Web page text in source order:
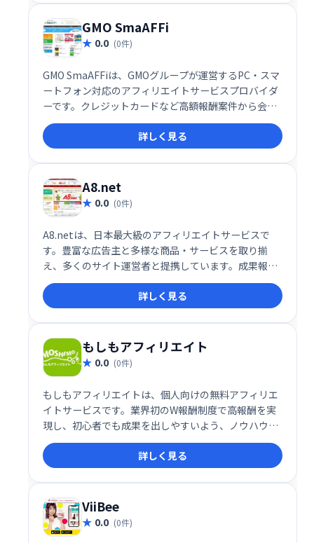
GMO SmaAFFi
0.0 (0件)
GMO SmaAFFiは、GMOグループが運営するPC・スマ
ートフォン対応のアフィリエイトサービスプロバイダ
ーです。クレジットカードなど高額報酬案件から会員
登録など成果獲得しやすい案件まで、多様なジャンル
の広告を取り揃えています。様々な配信形式にも対応
し、アフィリエイトマーケティングを強力に支援しま
す。
詳しく見る
A8.net
0.0 (0件)
A8.netは、日本最大級のアフィリエイトサービスで
す。豊富な広告主と多様な商品・サービスを取り揃
え、多くのサイト運営者と提携しています。成果報酬
型なので、成果に応じて報酬を得ることができ、効率
的な収益化をサポートします。初心者から上級者ま
で、幅広いユーザーにご利用いただけます。
詳しく見る
もしもアフィリエイト
0.0 (0件)
もしもアフィリエイトは、個人向けの無料アフィリエ
イトサービスです。業界初のW報酬制度で高報酬を実
現し、初心者でも成果を出しやすいよう、ノウハウ提
供やホームページ作成システムも完備。知識がなくて
も、手軽にアフィリエイトを始め、収益化を目指せま
す。
詳しく見る
ViiBee
0.0 (0件)